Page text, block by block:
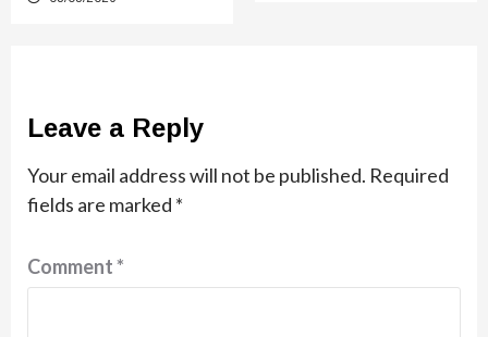
Leave a Reply
Your email address will not be published. Required
fields are marked *
Comment*